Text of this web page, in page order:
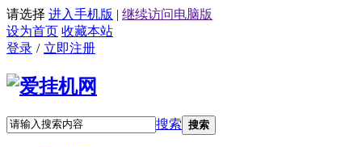
请选择 进入手机版 | 继续访问电脑版
设为首页 收藏本站
登录 / 立即注册
搜索 搜索